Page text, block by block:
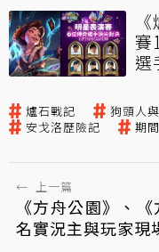
賽
選
爐石戰記 狗頭人
安戈洛歷險記
期
← 上一篇
《方舟公園》、
名實況主與玩家現